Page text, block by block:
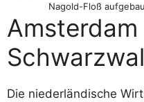
Nagold-Floß
Die niederländische